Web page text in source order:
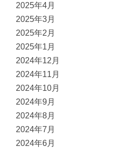
2025年4月
2025年3月
2025年2月
2025年1月
2024年12月
2024年11月
2024年10月
2024年9月
2024年8月
2024年7月
2024年6月